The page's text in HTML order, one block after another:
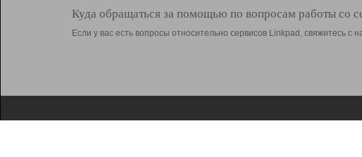
Куда обращаться за помощью по вопросам работы со
Если у вас есть вопросы относительно сервисов Linkpad, свяжитесь